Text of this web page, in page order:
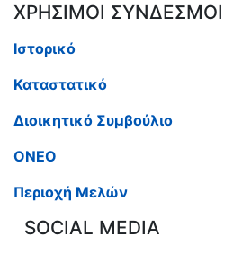
ΧΡΗΣΙΜΟΙ ΣΥΝΔΕΣΜΟΙ
Ιστορικό
Καταστατικό
Διοικητικό Συμβούλιο
ΟΝΕΟ
Περιοχή Μελών
SOCIAL MEDIA